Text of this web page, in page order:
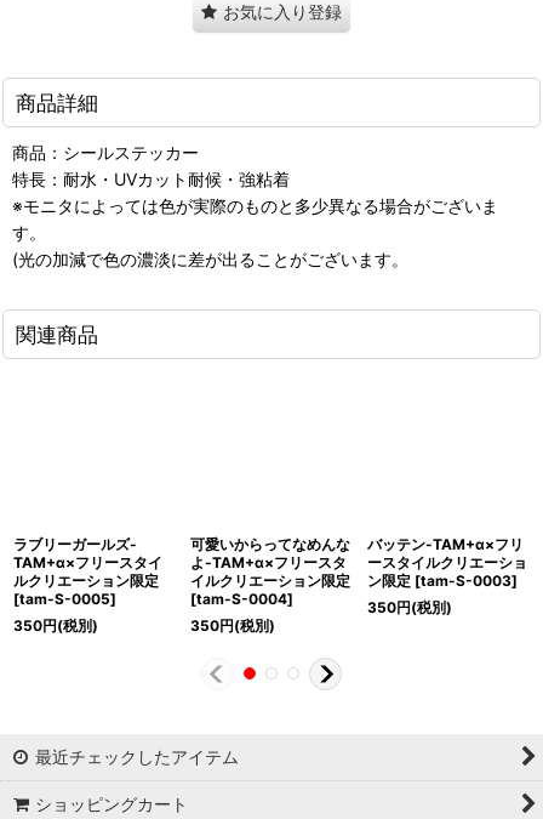
お気に入り登録
商品詳細
商品：シールステッカー
特長：耐水・UVカット耐候・強粘着
※モニタによっては色が実際のものと多少異なる場合がございま
す。
(光の加減で色の濃淡に差が出ることがございます。
関連商品
ラブリーガールズ-
TAM+α×フリースタイ
ルクリエーション限定
[tam-S-0005]
350円(税別)
可愛いからってなめんな
よ-TAM+α×フリースタ
イルクリエーション限定
[tam-S-0004]
350円(税別)
バッテン-TAM+α×フリ
ースタイルクリエーショ
ン限定 [tam-S-0003]
350円(税別)
最近チェックしたアイテム
ショッピングカート